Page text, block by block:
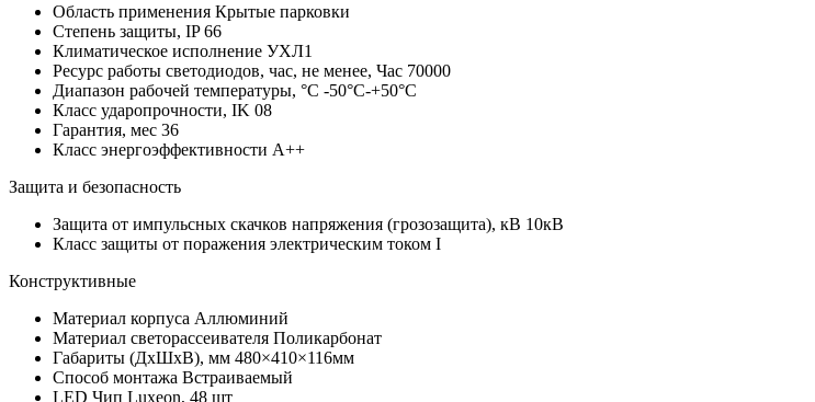
Область применения Крытые парковки
Степень защиты, IP66
Климатическое исполнение УХЛ1
Ресурс работы светодиодов, час, не менее, Час 70000
Диапазон рабочей температуры, °С -50°C-+50°C
Класс ударопрочности, IK 08
Гарантия, мес 36
Класс энергоэффективности A++
Защита и безопасность
Защита от импульсных скачков напряжения (грозозащита), кВ 10кВ
Класс защиты от поражения электрическим током I
Конструктивные
Материал корпуса Аллюминий
Материал светорассеивателя Поликарбонат
Габариты (ДхШхВ), мм 480×410×116мм
Способ монтажа Встраиваемый
LED Чип Luxeon, 48 шт